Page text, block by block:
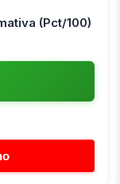
(Pct/100)